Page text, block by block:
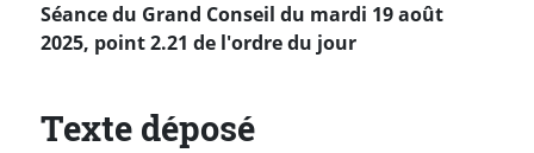
Séance du Grand Conseil du mardi 19 août
2025, point 2.21 de l'ordre du jour
Texte déposé